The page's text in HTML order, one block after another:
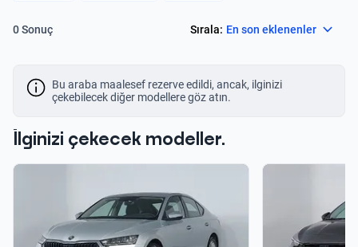
0 Sonuç Sırala: En son eklenenler
Bu araba maalesef rezerve edildi, ancak, ilginizi
çekebilecek diğer modellere göz atın.
İlginizi çekecek modeller.